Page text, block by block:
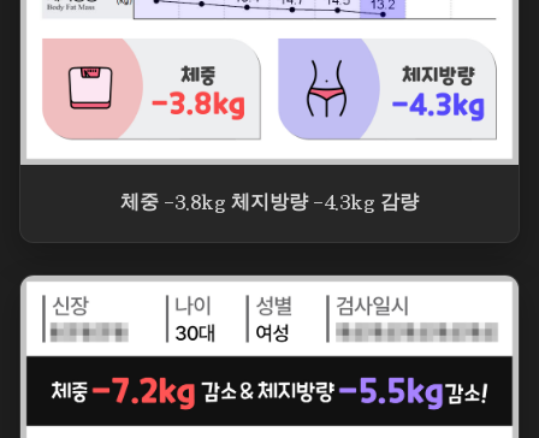
체중 -3.8kg 체지방량 -4.3kg 감량